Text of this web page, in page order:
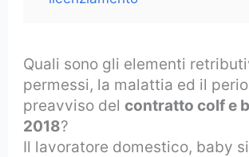
Quali sono gli elementi
permessi, la malattia ed il
preavviso delcontratto colf e
2018?
Il lavoratore domestico, baby